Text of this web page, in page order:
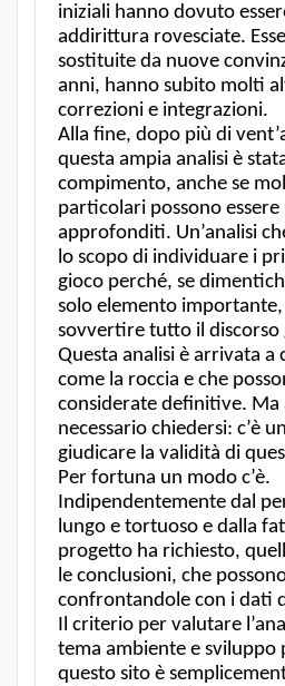
iniziali hanno dovuto
addirittura rovesciate.
sostituite da nuove
anni, hanno subito molti
correzioni e integrazioni.
Alla fine, dopo più di
questa ampia analisi è
compimento, anche se
particolari possono
approfonditi. Un’analisi
lo scopo di individuare i
gioco perché, se
solo elemento
sovvertire tutto il discorso
Questa analisi è arrivata a
come la roccia e che
considerate definitive. Ma
necessario chiedersi: c’è
giudicare la validità di
Per fortuna un modo c’è.
Indipendentemente dal
lungo e tortuoso e dalla
progetto ha richiesto,
le conclusioni, che
confrontandole con i dati
Il criterio per valutare
tema ambiente e sviluppo
questo sito è